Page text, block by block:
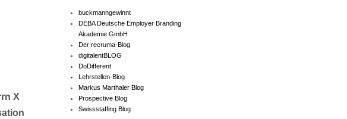
X
buckmanngewinnt
DEBA Deutsche Employer Branding
Akademie GmbH
Der recruma-Blog
digitalentBLOG
DoDifferent
Lehrstellen-Blog
Markus Marthaler Blog
Prospective Blog
Swissstaffing Blog